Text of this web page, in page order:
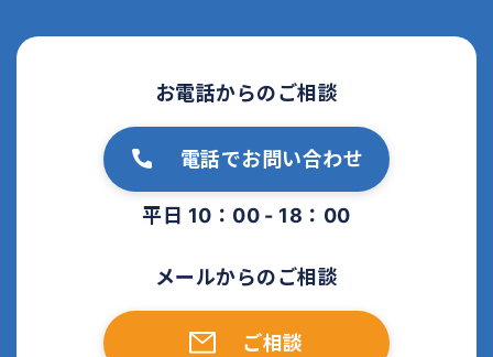
お電話からのご相談
電話でお問い合わせ
平日 10：00 - 18：00
メールからのご相談
ご相談